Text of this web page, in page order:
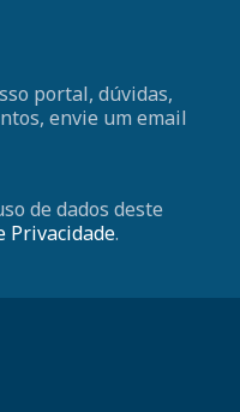
portal, dúvidas,
envie um email
de dados deste
Privacidade.